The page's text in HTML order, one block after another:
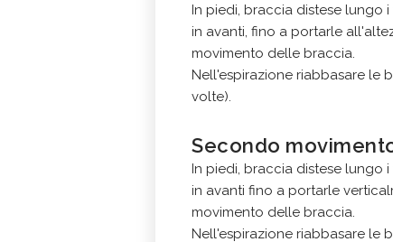
In piedi, braccia distese lungo
in avanti, fino a portarle
movimento delle braccia.
Nell'espirazione riabbasare le
volte).
Secondo
In piedi, braccia distese lungo
in avanti fino a portarle
movimento delle braccia.
Nell'espirazione riabbasare le